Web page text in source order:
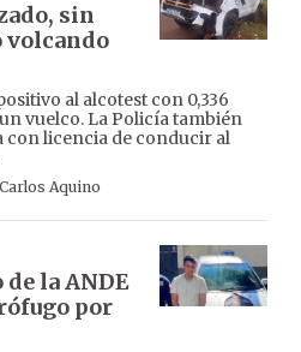
sin
al alcotest con 0,336
vuelco. La Policía también
con licencia de conducir al
Carlos Aquino
la ANDE
por